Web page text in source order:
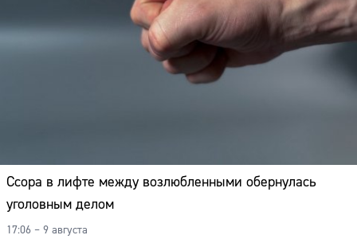
Ссора в лифте между возлюбленными обернулась
уголовным делом
17:06 – 9 августа